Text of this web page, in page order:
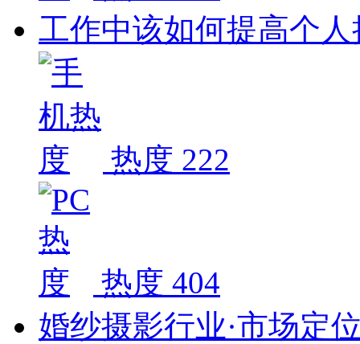
工作中该如何提高个
热度 222
热度 404
婚纱摄影行业·市场定